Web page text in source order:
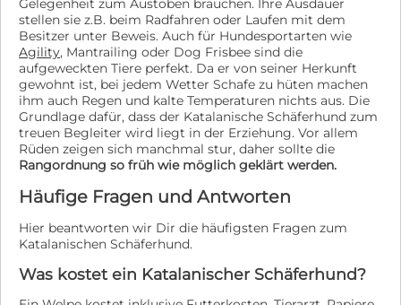
Gelegenheit zum Austoben brauchen. Ihre Ausdauer
stellen sie z.B. beim Radfahren oder Laufen mit dem
Besitzer unter Beweis. Auch für Hundesportarten wie
Agility, Mantrailing oder Dog Frisbee sind die
aufgeweckten Tiere perfekt. Da er von seiner Herkunft
gewohnt ist, bei jedem Wetter Schafe zu hüten machen
ihm auch Regen und kalte Temperaturen nichts aus. Die
Grundlage dafür, dass der Katalanische Schäferhund zum
treuen Begleiter wird liegt in der Erziehung. Vor allem
Rüden zeigen sich manchmal stur, daher sollte die
Rangordnung so früh wie möglich geklärt werden.
Häufige Fragen und Antworten
Hier beantworten wir Dir die häufigsten Fragen zum
Katalanischen Schäferhund.
Was kostet ein Katalanischer Schäferhund?